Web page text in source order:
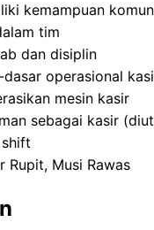
kemampuan
tim
dan disiplin
dasar operasional
mesin kasir
sebagai kasir
Rupit, Musi Rawas